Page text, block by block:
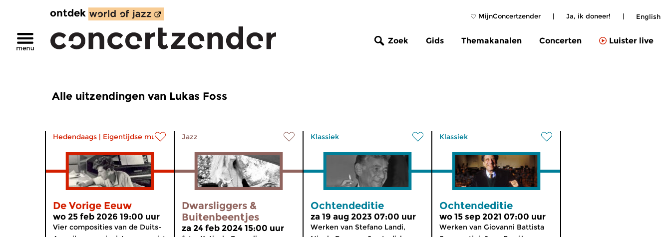
MijnConcertzender | Ja, ik doneer! | English
ontdek
Zoek Gids Themakanalen Concerten Luister live
Alle uitzendingen van Lukas Foss
Hedendaags | Eigentijdse muziek
De Vorige Eeuw
wo 25 feb 2026 19:00 uur
Vier composities van de Duits-
Jazz
Dwarsliggers &
Buitenbeentjes
za 24 feb 2024 15:00 uur
Klassiek
Ochtendeditie
za 19 aug 2023 07:00 uur
Werken van Stefano Landi,
Klassiek
Ochtendeditie
wo 15 sep 2021 07:00 uur
Werken van Giovanni Battista